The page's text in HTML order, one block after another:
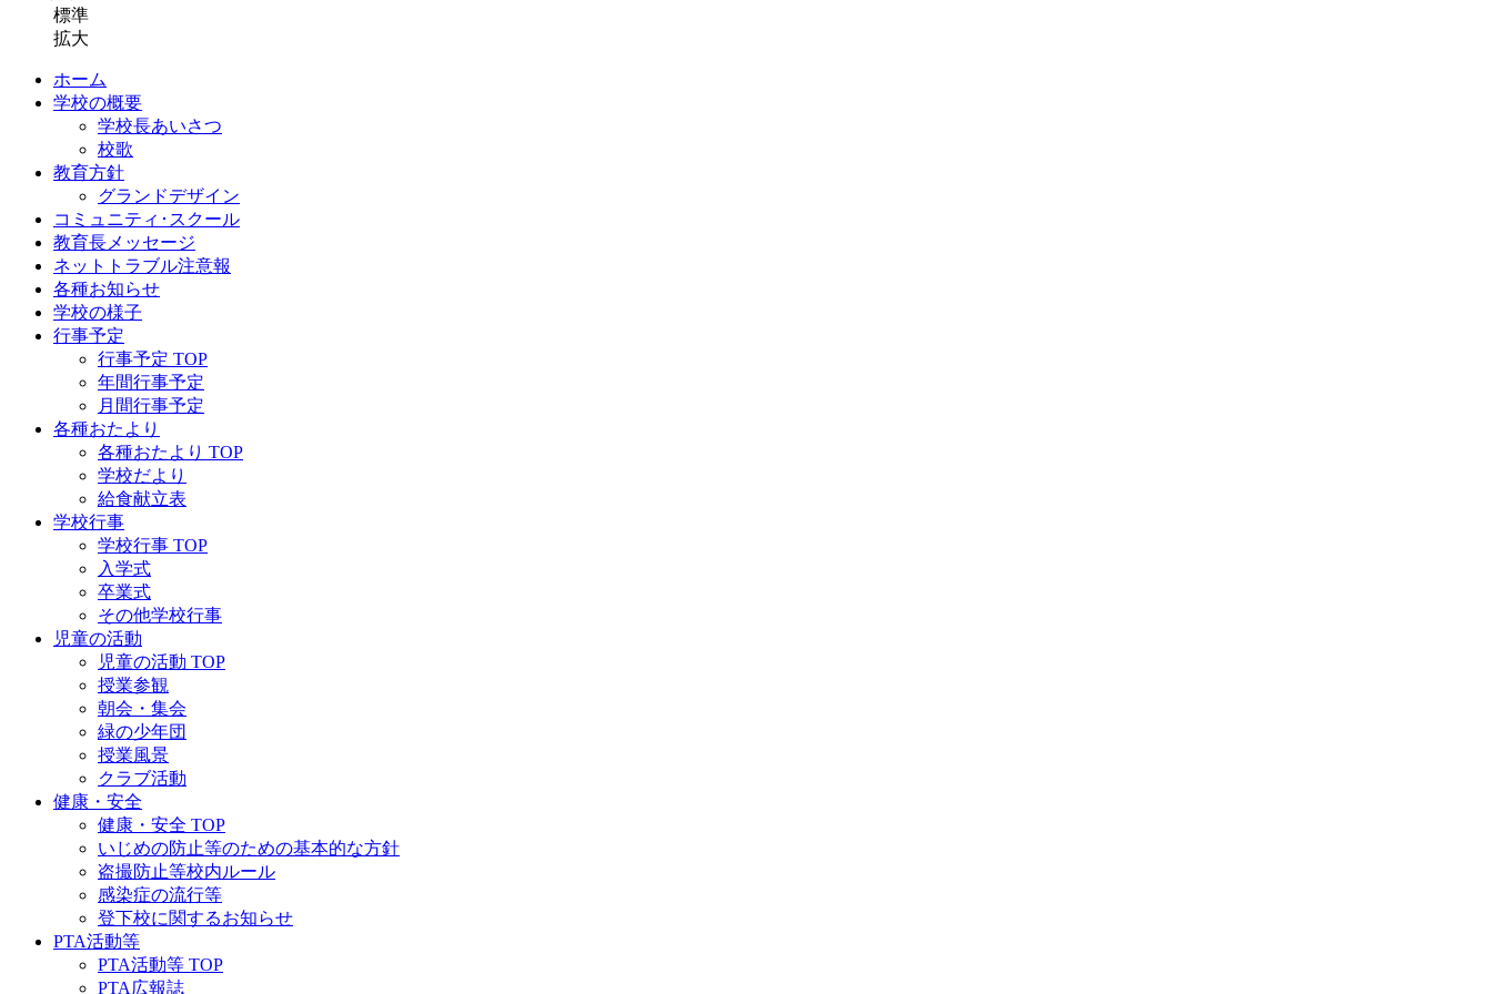
標準
拡大
ホーム
学校の概要
学校長あいさつ
校歌
教育方針
グランドデザイン
コミュニティ･スクール
教育長メッセージ
ネットトラブル注意報
各種お知らせ
学校の様子
行事予定
行事予定 TOP
年間行事予定
月間行事予定
各種おたより
各種おたより TOP
学校だより
給食献立表
学校行事
学校行事 TOP
入学式
卒業式
その他学校行事
児童の活動
児童の活動 TOP
授業参観
朝会・集会
緑の少年団
授業風景
クラブ活動
健康・安全
健康・安全 TOP
いじめの防止等のための基本的な方針
盗撮防止等校内ルール
感染症の流行等
登下校に関するお知らせ
PTA活動等
PTA活動等 TOP
PTA広報誌